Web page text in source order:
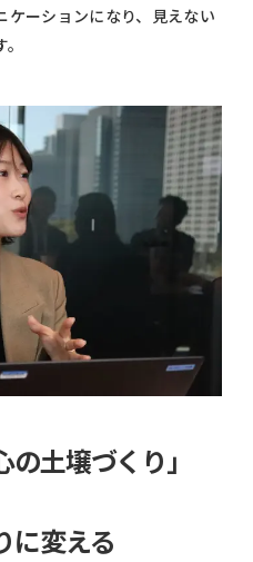
ーションになり、見えない
土壌づくり」
に変える